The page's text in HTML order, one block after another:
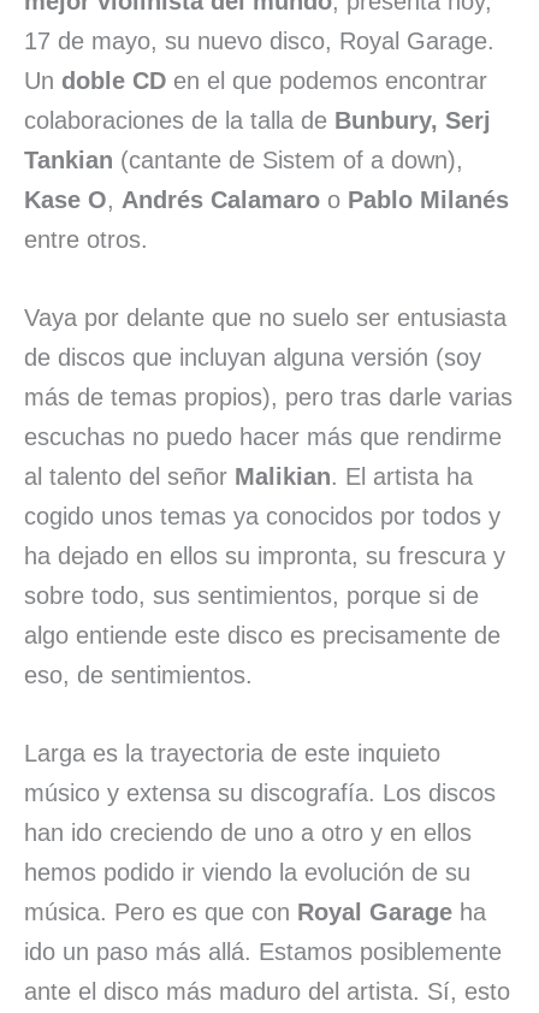
17 de mayo, su nuevo disco, Royal Garage.
Un doble CD en el que podemos encontrar
colaboraciones de la talla de Bunbury, Serj
Tankian (cantante de Sistem of a down),
Kase O, Andrés Calamaro o Pablo Milanés
entre otros.
Vaya por delante que no suelo ser entusiasta
de discos que incluyan alguna versión (soy
más de temas propios), pero tras darle varias
escuchas no puedo hacer más que rendirme
al talento del señor Malikian. El artista ha
cogido unos temas ya conocidos por todos y
ha dejado en ellos su impronta, su frescura y
sobre todo, sus sentimientos, porque si de
algo entiende este disco es precisamente de
eso, de sentimientos.
Larga es la trayectoria de este inquieto
músico y extensa su discografía. Los discos
han ido creciendo de uno a otro y en ellos
hemos podido ir viendo la evolución de su
música. Pero es que con Royal Garage ha
ido un paso más allá. Estamos posiblemente
ante el disco más maduro del artista. Sí, esto